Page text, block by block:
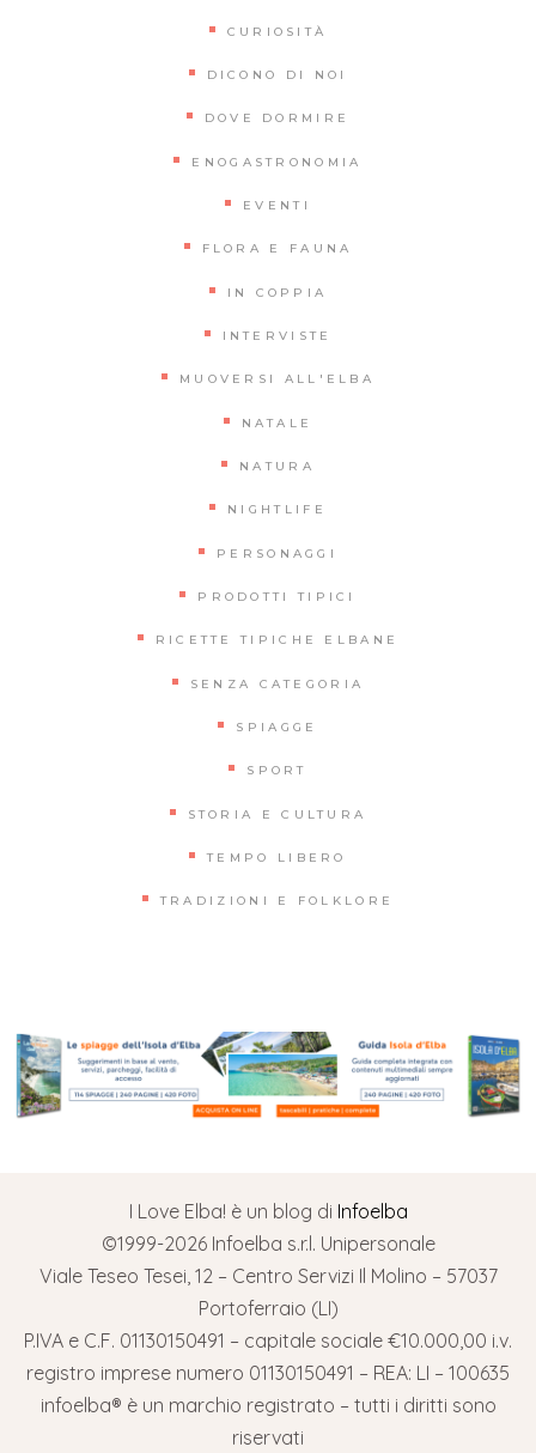
CURIOSITÀ
DICONO DI NOI
DOVE DORMIRE
ENOGASTRONOMIA
EVENTI
FLORA E FAUNA
IN COPPIA
INTERVISTE
MUOVERSI ALL'ELBA
NATALE
NATURA
NIGHTLIFE
PERSONAGGI
PRODOTTI TIPICI
RICETTE TIPICHE ELBANE
SENZA CATEGORIA
SPIAGGE
SPORT
STORIA E CULTURA
TEMPO LIBERO
TRADIZIONI E FOLKLORE
I Love Elba! è un blog di Infoelba
©1999-2026 Infoelba s.r.l. Unipersonale
Viale Teseo Tesei, 12 – Centro Servizi Il Molino – 57037
Portoferraio (LI)
P.IVA e C.F. 01130150491 – capitale sociale €10.000,00 i.v.
registro imprese numero 01130150491 – REA: LI – 100635
infoelba® è un marchio registrato – tutti i diritti sono
riservati